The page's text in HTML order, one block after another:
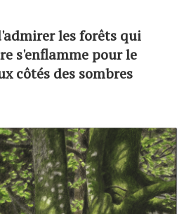
les forêts qui
s'enflamme pour le
côtés des sombres